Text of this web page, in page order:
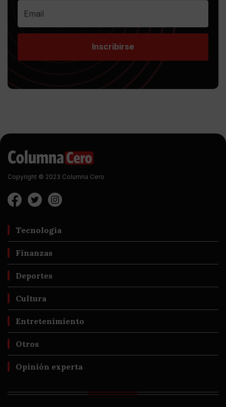
Inscribirse
Copyright © 2023 Columna Cero
Tecnología
Finanzas
Deportes
Cultura
Entretenimiento
Otros
Opinión experta